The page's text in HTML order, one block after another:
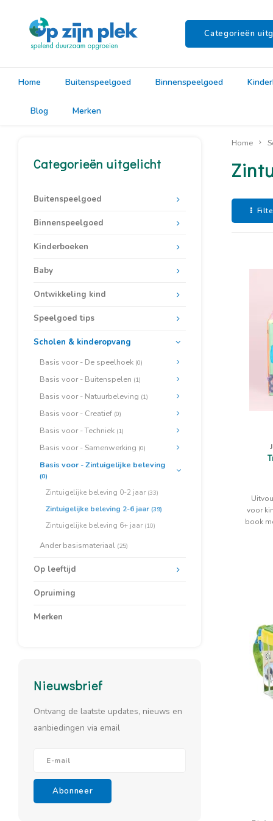
Categorieën
Home Buitenspeelgoed Binnenspeelgoed
Blog Merken
Categorieën uitgelicht
Buitenspeelgoed
Binnenspeelgoed
Kinderboeken
Baby
Ontwikkeling kind
Speelgoed tips
Scholen & kinderopvang
Basis voor - De speelhoek (0)
Basis voor - Buitenspelen (1)
Basis voor - Natuurbeleving (1)
Basis voor - Creatief (0)
Basis voor - Techniek (1)
Basis voor - Samenwerking (0)
Basis voor - Zintuigelijke beleving
(0)
Zintuigelijke beleving 0-2 jaar (33)
Zintuigelijke beleving 2-6 jaar (39)
Zintuigelijke beleving 6+ jaar (10)
Ander basismateriaal (25)
Op leeftijd
Opruiming
Merken
Nieuwsbrief
Ontvang de laatste updates, nieuws en
aanbiedingen via email
Abonneer
Home
voor
book